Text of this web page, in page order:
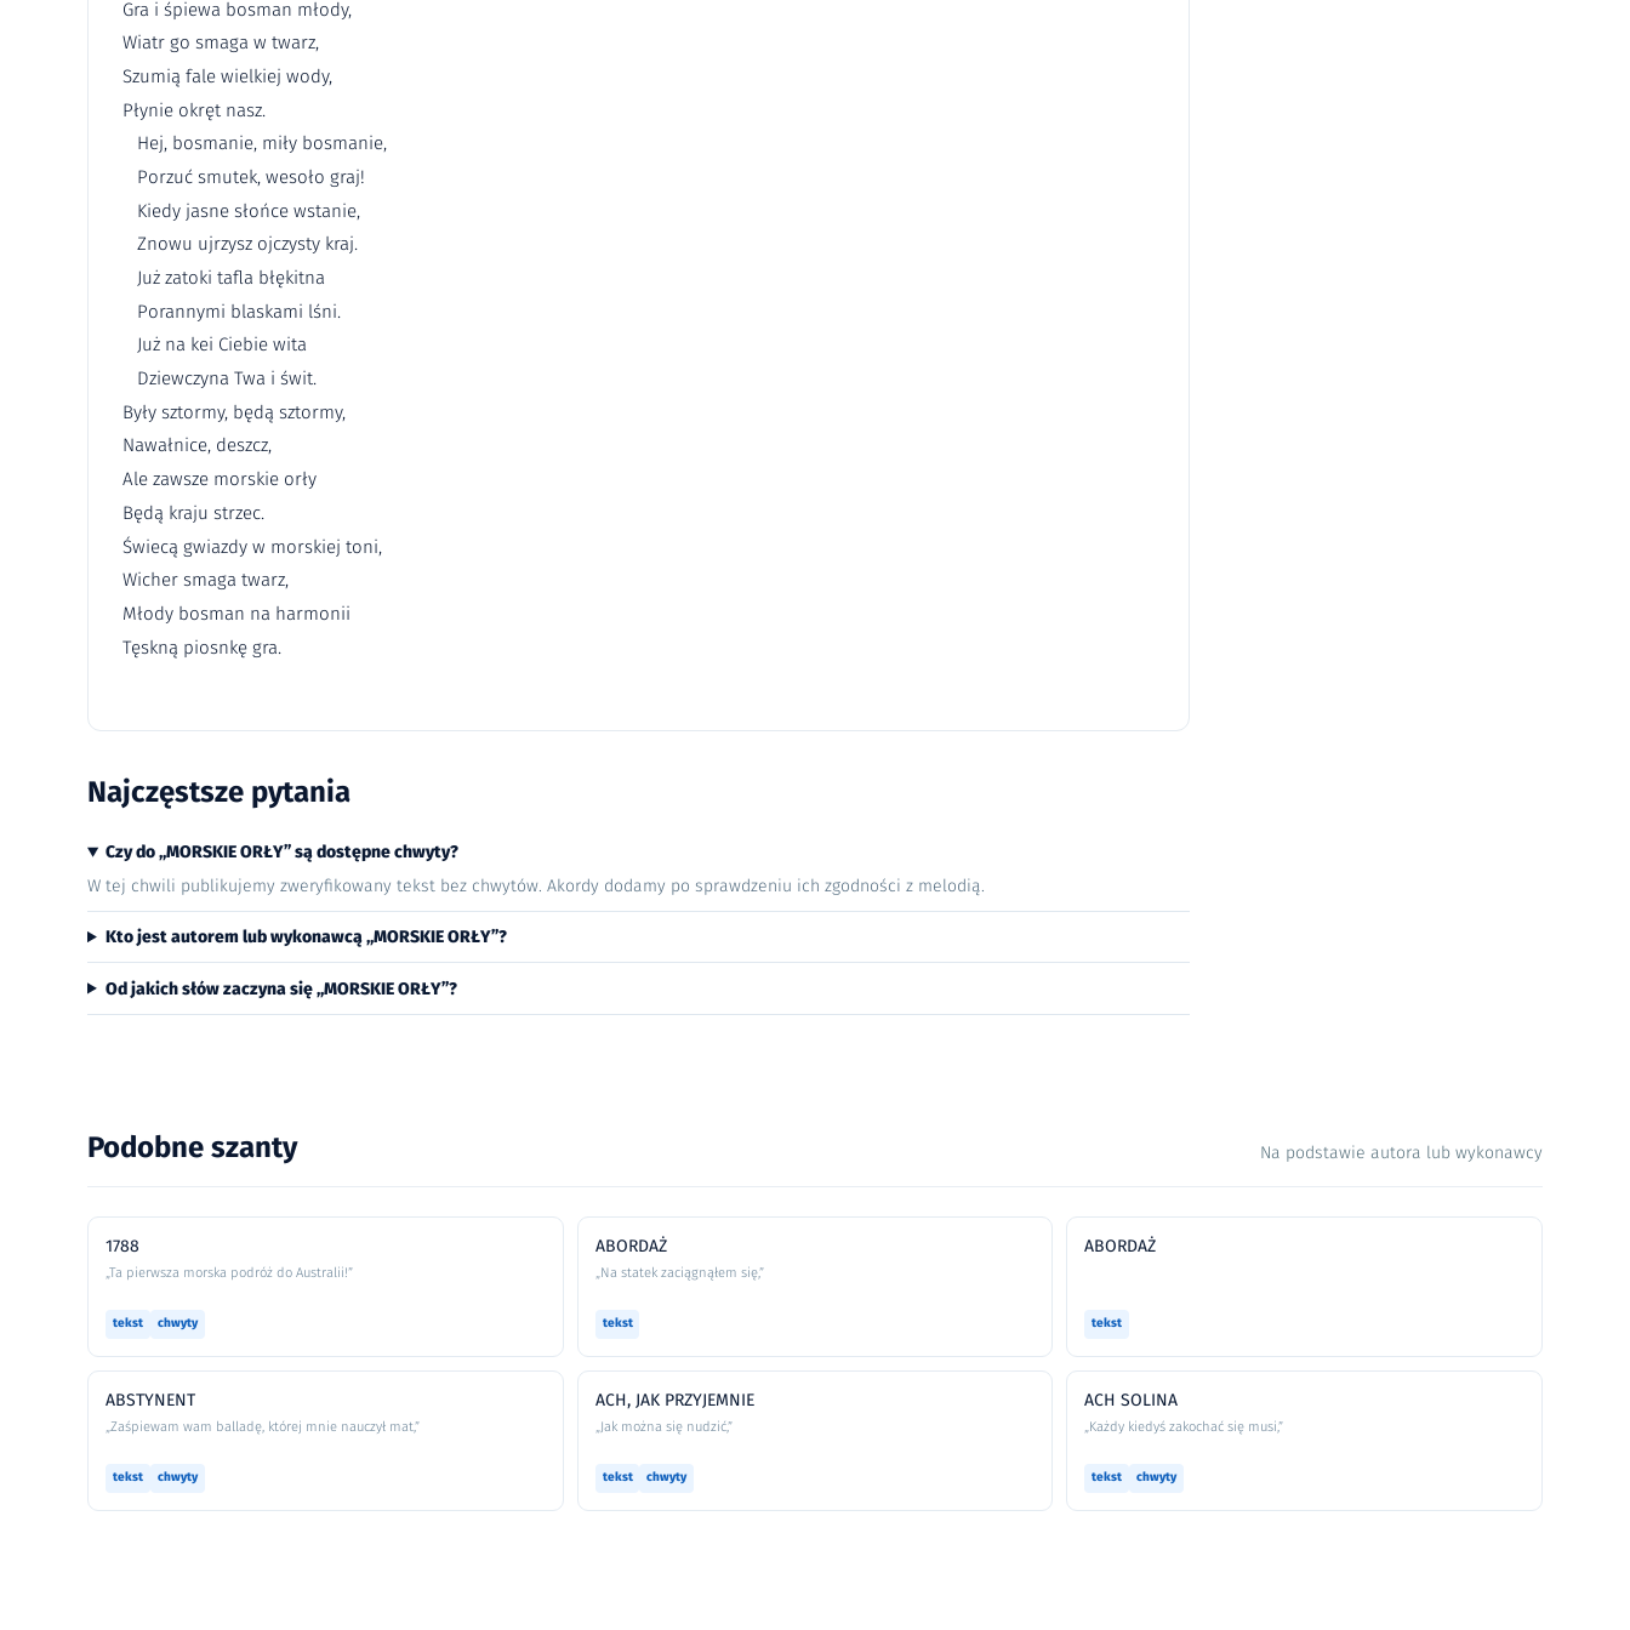
Gra i śpiewa bosman młody,
Wiatr go smaga w twarz,
Szumią fale wielkiej wody,
Płynie okręt nasz.
Hej, bosmanie, miły bosmanie,
Porzuć smutek, wesoło graj!
Kiedy jasne słońce wstanie,
Znowu ujrzysz ojczysty kraj.
Już zatoki tafla błękitna
Porannymi blaskami lśni.
Już na kei Ciebie wita
Dziewczyna Twa i świt.
Były sztormy, będą sztormy,
Nawałnice, deszcz,
Ale zawsze morskie orły
Będą kraju strzec.
Świecą gwiazdy w morskiej toni,
Wicher smaga twarz,
Młody bosman na harmonii
Tęskną piosnkę gra.
Najczęstsze pytania
Czy do „MORSKIE ORŁY” są dostępne chwyty?
W tej chwili publikujemy zweryfikowany tekst bez chwytów. Akordy dodamy po sprawdzeniu ich zgodności z melodią.
Kto jest autorem lub wykonawcą „MORSKIE ORŁY”?
Od jakich słów zaczyna się „MORSKIE ORŁY”?
Podobne szanty Na podstawie autora lub wykonawcy
1788
„Ta pierwsza morska podróż do Australii!”
tekst chwyty
ABORDAŻ
„Na statek zaciągnąłem się,”
tekst
ABORDAŻ
tekst
ABSTYNENT
„Zaśpiewam wam balladę, której mnie nauczył mat,”
tekst chwyty
ACH, JAK PRZYJEMNIE
„Jak można się nudzić,”
tekst chwyty
ACH SOLINA
„Każdy kiedyś zakochać się musi,”
tekst chwyty